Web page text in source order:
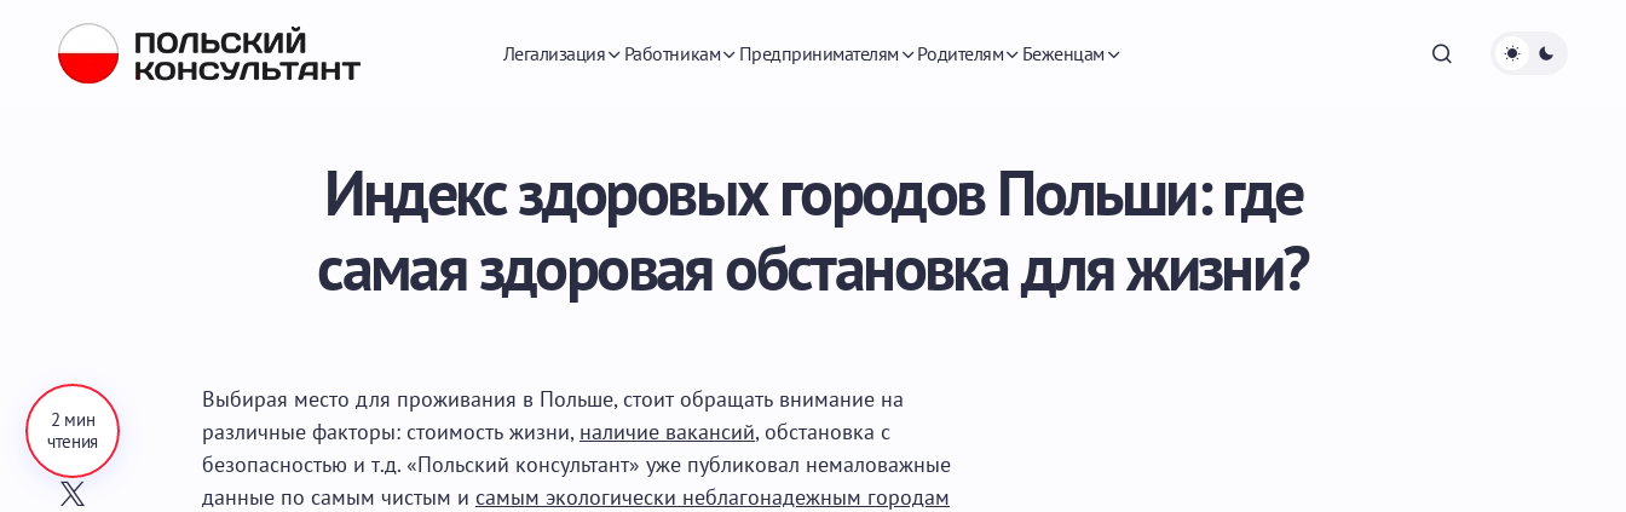
Легализация Работникам Предпринимателям Родителям Беженцам
Индекс здоровых городов Польши: где
самая здоровая обстановка для жизни?
2 мин
чтения
Выбирая место для проживания в Польше, стоит обращать внимание на
различные факторы: стоимость жизни, наличие вакансий, обстановка с
безопасностью и т.д. «Польский консультант» уже публиковал немаловажные
данные по самым чистым и самым экологически неблагонадежным городам